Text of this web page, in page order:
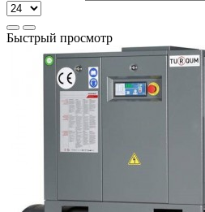
Быстрый просмотр